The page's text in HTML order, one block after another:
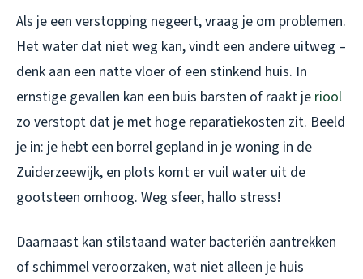
Als je een verstopping negeert, vraag je om problemen.
Het water dat niet weg kan, vindt een andere uitweg –
denk aan een natte vloer of een stinkend huis. In
ernstige gevallen kan een buis barsten of raakt je riool
zo verstopt dat je met hoge reparatiekosten zit. Beeld
je in: je hebt een borrel gepland in je woning in de
Zuiderzeewijk, en plots komt er vuil water uit de
gootsteen omhoog. Weg sfeer, hallo stress!
Daarnaast kan stilstaand water bacteriën aantrekken
of schimmel veroorzaken, wat niet alleen je huis